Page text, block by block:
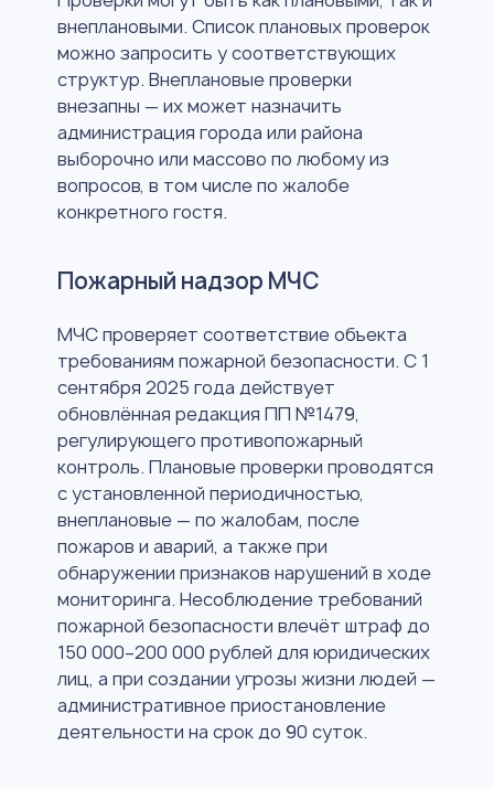
внеплановыми. Список плановых проверок
можно запросить у соответствующих
структур. Внеплановые проверки
внезапны — их может назначить
администрация города или района
выборочно или массово по любому из
вопросов, в том числе по жалобе
конкретного гостя.
Пожарный надзор МЧС
МЧС проверяет соответствие объекта
требованиям пожарной безопасности. С 1
сентября 2025 года действует
обновлённая редакция ПП №1479,
регулирующего противопожарный
контроль. Плановые проверки проводятся
с установленной периодичностью,
внеплановые — по жалобам, после
пожаров и аварий, а также при
обнаружении признаков нарушений в ходе
мониторинга. Несоблюдение требований
пожарной безопасности влечёт штраф до
150 000–200 000 рублей для юридических
лиц, а при создании угрозы жизни людей —
административное приостановление
деятельности на срок до 90 суток.